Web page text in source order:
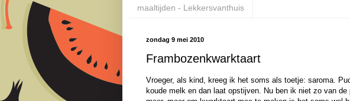
maaltijden - Lekkersvanthuis
zondag 9 mei 2010
Frambozenkwarktaart
Vroeger, als kind, kreeg ik het soms als toetje: saroma.
koude melk en dan laat opstijven. Nu ben ik niet zo van